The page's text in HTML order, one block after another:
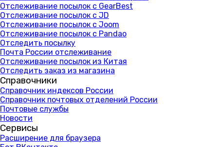
Отслеживание посылок с GearBest
Отслеживание посылок с JD
Отслеживание посылок с Joom
Отслеживание посылок с Pandao
Отследить посылку
Почта России отслеживание
Отслеживание посылок из Китая
Отследить заказ из магазина
Справочники
Справочник индексов России
Справочник почтовых отделений России
Почтовые службы
Новости
Сервисы
Расширение для браузера